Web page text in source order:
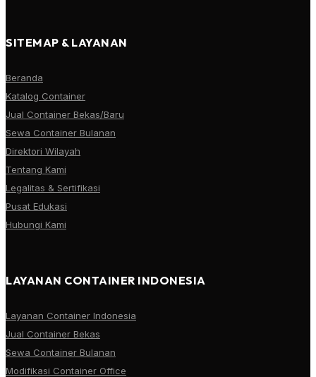
SITEMAP & LAYANAN
Beranda
Katalog Container
Jual Container Bekas/Baru
Sewa Container Bulanan
Direktori Wilayah
Tentang Kami
Legalitas & Sertifikasi
Pusat Edukasi
Hubungi Kami
LAYANAN CONTAINER INDONESIA
Layanan Container Indonesia
Jual Container Bekas
Sewa Container Bulanan
Modifikasi Container Office